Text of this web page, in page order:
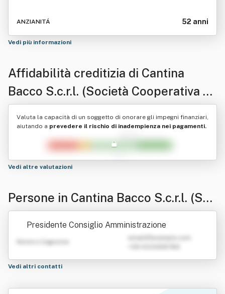
ANZIANITÁ 52 anni
Vedi più informazioni
Affidabilità creditizia di Cantina
Bacco S.c.r.l. (Società Cooperativa A
Responsabilita' Li Mitata)
Valuta la capacità di un soggetto di onorare gli impegni finanziari,
aiutando a prevedere il rischio di inadempienza nei pagamenti.
Vedi altre valutazioni
Persone in Cantina Bacco S.c.r.l. (Soc
ietà Cooperativa A Responsabilita' Li
Presidente Consiglio Amministrazione
Nome e Cognome
Vedi altri contatti